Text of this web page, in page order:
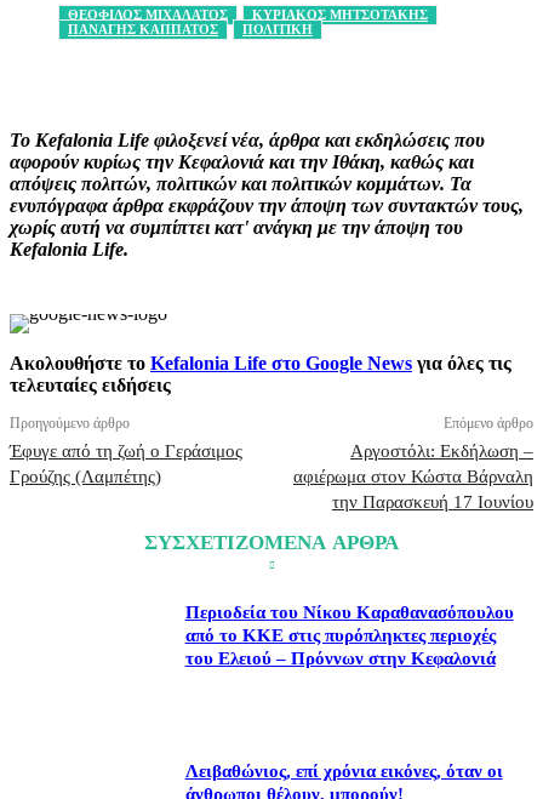
ΘΕΟΦΙΛΟΣ ΜΙΧΑΛΑΤΟΣ
ΚΥΡΙΑΚΟΣ ΜΗΤΣΟΤΑΚΗΣ
ΠΑΝΑΓΗΣ ΚΑΠΠΑΤΟΣ
ΠΟΛΙΤΙΚΗ
Το Kefalonia Life φιλοξενεί νέα, άρθρα και εκδηλώσεις που
αφορούν κυρίως την Κεφαλονιά και την Ιθάκη, καθώς και
απόψεις πολιτών, πολιτικών και πολιτικών κομμάτων. Τα
ενυπόγραφα άρθρα εκφράζουν την άποψη των συντακτών τους,
χωρίς αυτή να συμπίπτει κατ' ανάγκη με την άποψη του
Kefalonia Life.
Ακολουθήστε το Kefalonia Life στο Google News για όλες τις
τελευταίες ειδήσεις
Προηγούμενο άρθρο
Έφυγε από τη ζωή ο Γεράσιμος
Γρούζης (Λαμπέτης)
Επόμενο άρθρο
Αργοστόλι: Εκδήλωση –
αφιέρωμα στον Κώστα Βάρναλη
την Παρασκευή 17 Ιουνίου
ΣΥΣΧΕΤΙΖΟΜΕΝΑ ΑΡΘΡΑ
Περιοδεία του Νίκου Καραθανασόπουλου
από το ΚΚΕ στις πυρόπληκτες περιοχές
του Ελειού – Πρόννων στην Κεφαλονιά
Λειβαθώνιος, επί χρόνια εικόνες, όταν οι
άνθρωποι θέλουν, μπορούν!